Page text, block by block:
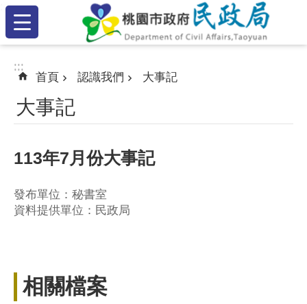
跳到主要內容區塊
:::
:::
:::
首頁 認識我們 大事記
大事記
113年7月份大事記
發布單位：秘書室
資料提供單位：民政局
相關檔案